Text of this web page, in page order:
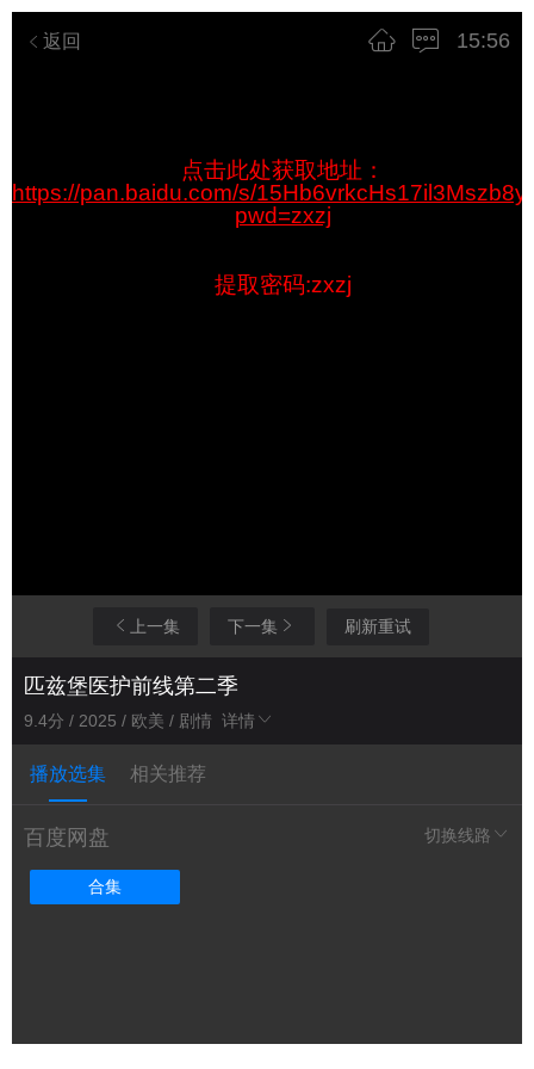
15:56
返回
点击此处获取地址：
https://pan.baidu.com/s/
pwd=zxzj
提取密码:zxzj
上一集 下一集 刷新重试
匹兹堡医护前线第二季
9.4分 / 2025 / 欧美 / 剧情 详情
播放选集 相关推荐
切换线路
百度网盘
合集